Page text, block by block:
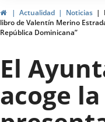
de
Valladolid
InicioActualidad Noticias
libro de Valentín Merino
República Dominicana”
El
acoge la